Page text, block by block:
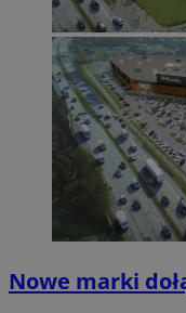
Nowe marki